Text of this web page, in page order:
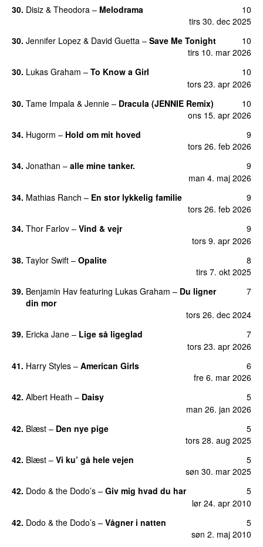
30. Disiz & Theodora – Melodrama
tirs 30. dec 2025
10
30. Jennifer Lopez & David Guetta – Save Me Tonight
tirs 10. mar 2026
10
30. Lukas Graham – To Know a Girl
tors 23. apr 2026
10
30. Tame Impala & Jennie – Dracula (JENNIE Remix)
ons 15. apr 2026
10
34. Hugorm – Hold om mit hoved
tors 26. feb 2026
9
34. Jonathan – alle mine tanker.
man 4. maj 2026
9
34. Mathias Ranch – En stor lykkelig familie
tors 26. feb 2026
9
34. Thor Farlov – Vind & vejr
tors 9. apr 2026
9
38. Taylor Swift – Opalite
tirs 7. okt 2025
8
39. Benjamin Hav featuring Lukas Graham – Du ligner
din mor
tors 26. dec 2024
7
39. Ericka Jane – Lige så ligeglad
tors 23. apr 2026
7
41. Harry Styles – American Girls
fre 6. mar 2026
6
42. Albert Heath – Daisy
man 26. jan 2026
5
42. Blæst – Den nye pige
tors 28. aug 2025
5
42. Blæst – Vi ku’ gå hele vejen
søn 30. mar 2025
5
42. Dodo & the Dodo’s – Giv mig hvad du har
lør 24. apr 2010
5
42. Dodo & the Dodo’s – Vågner i natten
søn 2. maj 2010
5